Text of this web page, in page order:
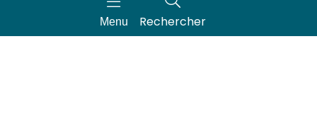
Menu Rechercher